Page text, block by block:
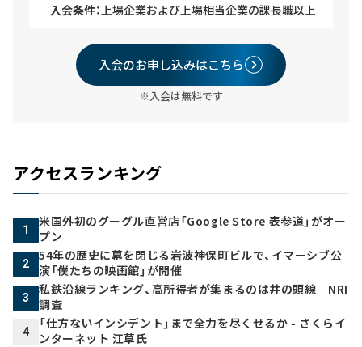
入会条件： 上場企業および上場相当企業の課長職以上
入会のお申し込みはこちら
※入会は無料です
アクセスランキング
1
米国外初のグーグル直営店「Google Store 表参道」がオー
プン
2
54年の歴史に幕を閉じる岩波神保町ビルで、イマーシブ公
演「僕たちの映画館」が開催
3
私鉄沿線ランキング、高所得者が集まるのは井の頭線 NRI
調査
4
「仕方ないインシデント」まで全力を尽くせるか - さくらイ
ンターネット 江草氏